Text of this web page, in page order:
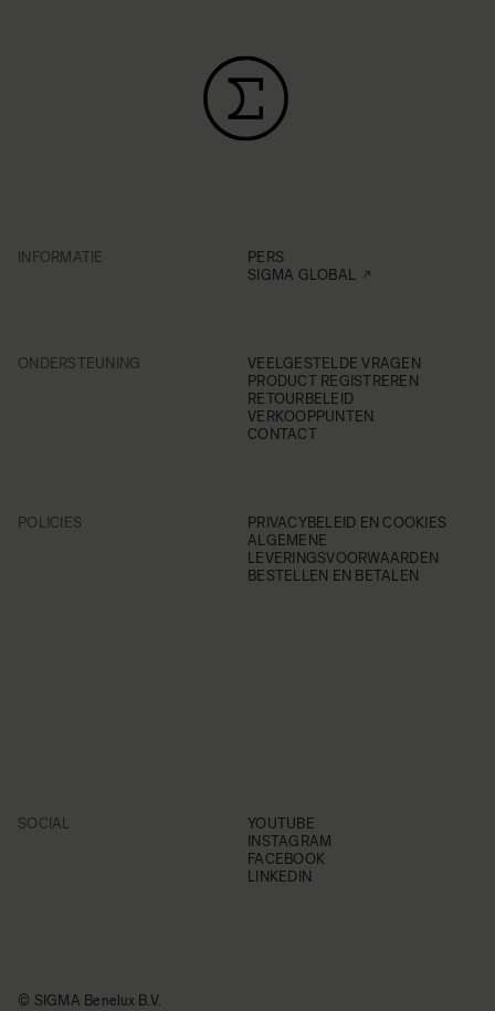
INFORMATIE
PERS
SIGMA GLOBAL
ONDERSTEUNING
VEELGESTELDE VRAGEN
PRODUCT REGISTREREN
RETOURBELEID
VERKOOPPUNTEN
CONTACT
POLICIES
PRIVACYBELEID EN COOKIES
ALGEMENE
LEVERINGSVOORWAARDEN
BESTELLEN EN BETALEN
SOCIAL
YOUTUBE
INSTAGRAM
FACEBOOK
LINKEDIN
© SIGMA Benelux B.V.